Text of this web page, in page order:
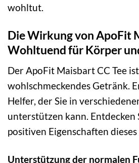
wohltut.
Die Wirkung von ApoFit
Wohltuend für Körper
Der ApoFit Maisbart CC Tee
wohlschmeckendes Getränk.
Helfer, der Sie in
unterstützen kann. Entdecken
positiven Eigenschaften
Unterstützung der normalen